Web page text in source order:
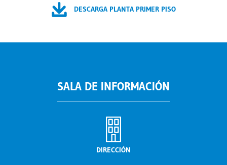
DESCARGA PLANTA PRIMER PISO
SALA DE INFORMACIÓN
DIRECCIÓN